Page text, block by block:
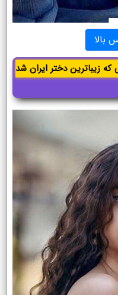
بالا
زیباترین دختر ایران شد